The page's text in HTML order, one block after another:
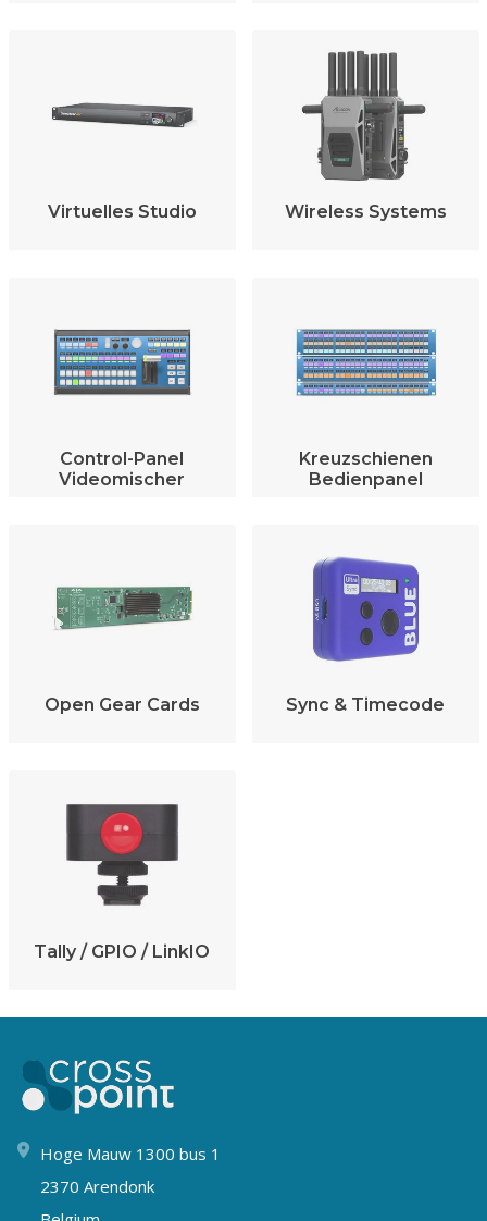
Virtuelles Studio Wireless Systems
Control-Panel
Videomischer
Kreuzschienen
Bedienpanel
Open Gear Cards Sync & Timecode
Tally / GPIO / LinkIO
Hoge Mauw 1300 bus 1
2370 Arendonk